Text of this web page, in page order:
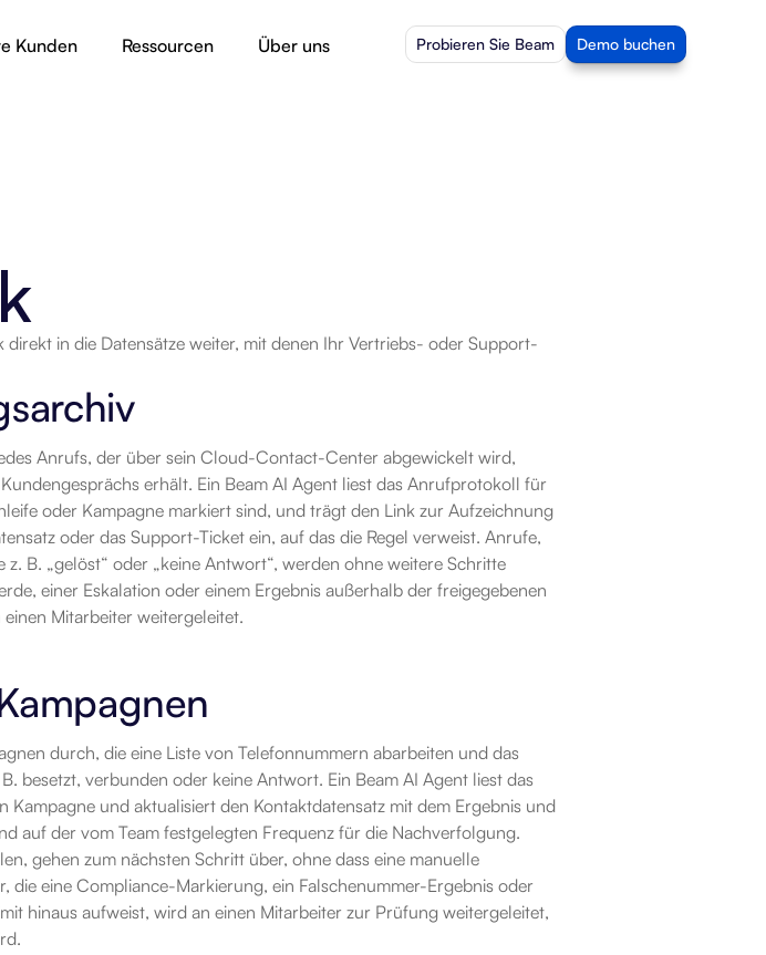
in die Datensätze weiter, mit denen Ihr Vertriebs- oder Support-
Anrufs, der über sein Cloud-Contact-Center abgewickelt wird,
erhält. Ein Beam AI Agent liest das Anrufprotokoll für
oder Kampagne markiert sind, und trägt den Link zur Aufzeichnung
oder das Support-Ticket ein, auf das die Regel verweist. Anrufe,
B. „gelöst“ oder „keine Antwort“, werden ohne weitere Schritte
einer Eskalation oder einem Ergebnis außerhalb der freigegebenen
Mitarbeiter weitergeleitet.
durch, die eine Liste von Telefonnummern abarbeiten und das
besetzt, verbunden oder keine Antwort. Ein Beam AI Agent liest das
Kampagne und aktualisiert den Kontaktdatensatz mit dem Ergebnis und
auf der vom Team festgelegten Frequenz für die Nachverfolgung.
gehen zum nächsten Schritt über, ohne dass eine manuelle
die eine Compliance-Markierung, ein Falschenummer-Ergebnis oder
hinaus aufweist, wird an einen Mitarbeiter zur Prüfung weitergeleitet,
Kunden Ressourcen Über uns Probieren Sie Beam Demo buchen